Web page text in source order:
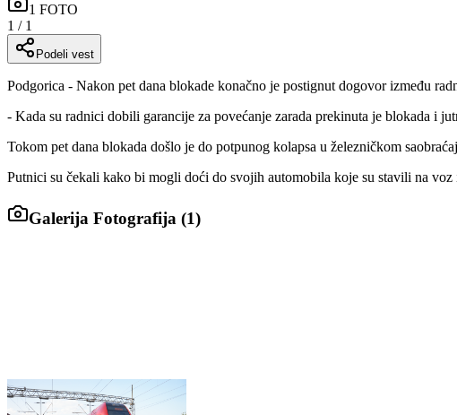
1 FOTO
1 / 1
Podeli vest
Podgorica - Nakon pet dana blokade konačno je postignut dogovor između
- Kada su radnici dobili garancije za povećanje zarada prekinuta je blokada i
Tokom pet dana blokada došlo je do potpunog kolapsa u železničkom
Putnici su čekali kako bi mogli doći do svojih automobila koje su stavili na
Galerija Fotografija (1)